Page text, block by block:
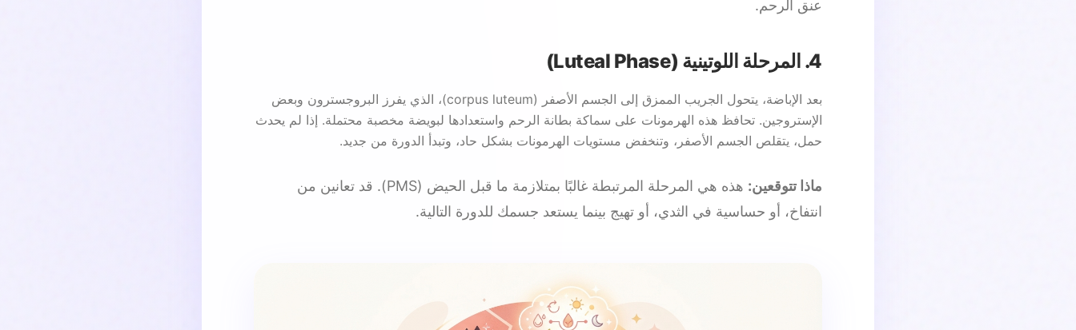
عنق الرحم.
4. المرحلة اللوتينية (Luteal Phase)
بعد الإباضة، يتحول الجريب الممزق إلى الجسم الأصفر (corpus luteum)، الذي يفرز البروجسترون وبعض
الإستروجين. تحافظ هذه الهرمونات على سماكة بطانة الرحم واستعدادها لبويضة مخصبة محتملة. إذا لم يحدث
حمل، يتقلص الجسم الأصفر، وتنخفض مستويات الهرمونات بشكل حاد، وتبدأ الدورة من جديد.
ماذا تتوقعين:
هذه هي المرحلة المرتبطة غالبًا بمتلازمة ما قبل الحيض (PMS). قد تعانين من
انتفاخ، أو حساسية في الثدي، أو تهيج بينما يستعد جسمك للدورة التالية.